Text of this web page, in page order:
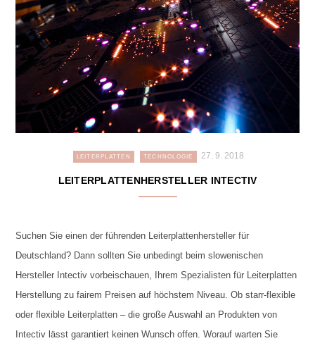
LEITERPLATTEN TECHNOLOGIE 27. 9. 2018
LEITERPLATTENHERSTELLER INTECTIV
Suchen Sie einen der führenden Leiterplattenhersteller für
Deutschland? Dann sollten Sie unbedingt beim slowenischen
Hersteller Intectiv vorbeischauen, Ihrem Spezialisten für Leiterplatten
Herstellung zu fairem Preisen auf höchstem Niveau. Ob starr-flexible
oder flexible Leiterplatten – die große Auswahl an Produkten von
Intectiv lässt garantiert keinen Wunsch offen. Worauf warten Sie